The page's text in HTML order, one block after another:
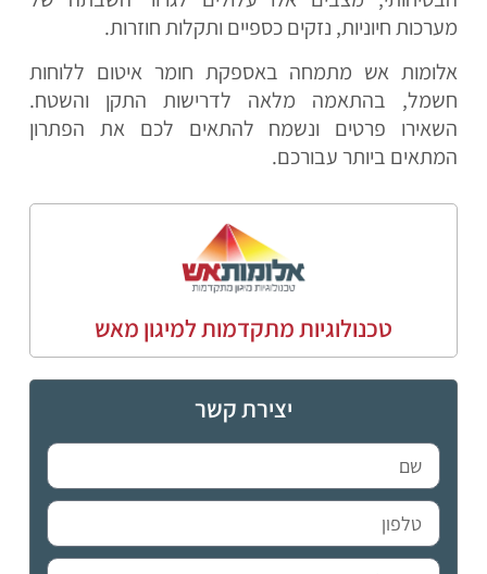
מערכות חיוניות, נזקים כספיים ותקלות חוזרות.
אלומות אש מתמחה באספקת חומר איטום ללוחות
חשמל, בהתאמה מלאה לדרישות התקן והשטח.
השאירו פרטים ונשמח להתאים לכם את הפתרון
המתאים ביותר עבורכם.
טכנולוגיות מתקדמות למיגון מאש
יצירת קשר